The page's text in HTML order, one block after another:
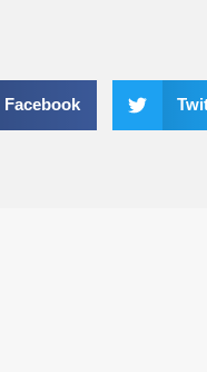
Facebook